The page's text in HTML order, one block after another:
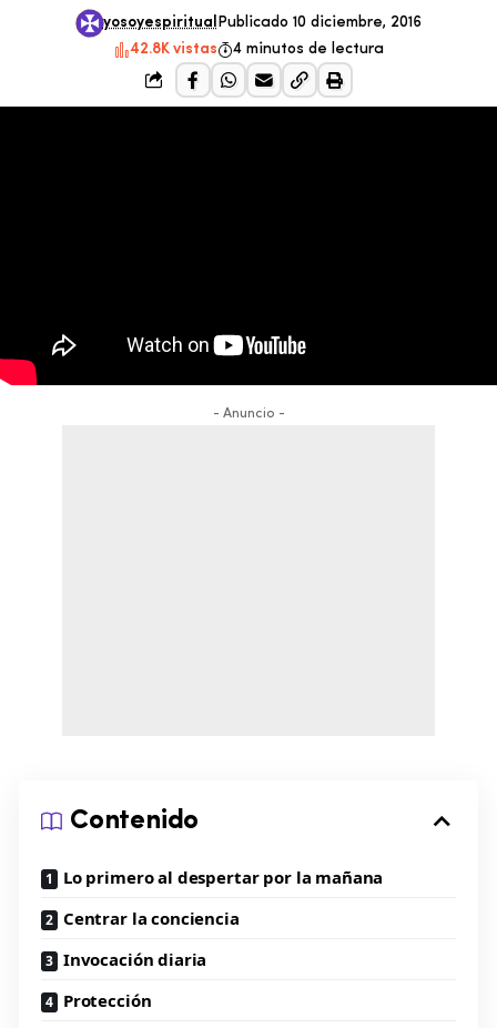
yosoyespiritual Publicado 10 diciembre, 2016
42.8K vistas
4 minutos de lectura
- Anuncio -
Contenido
Lo primero al despertar por la mañana
Centrar la conciencia
Invocación diaria
Protección